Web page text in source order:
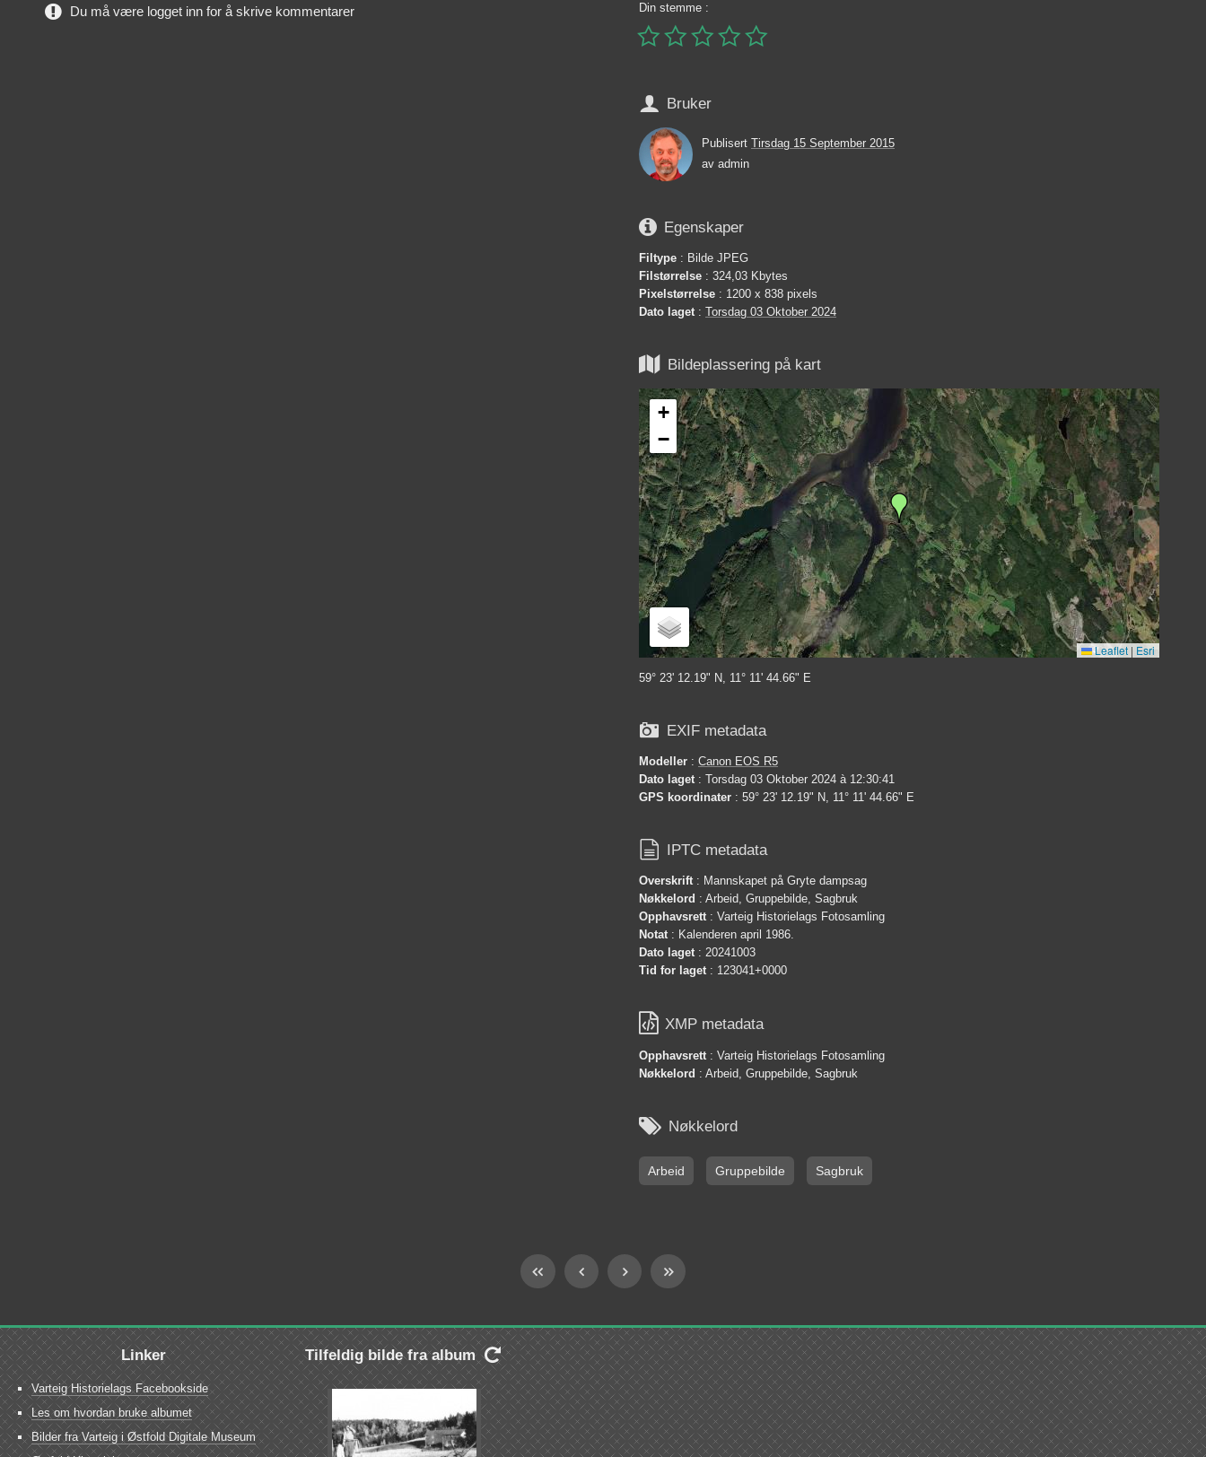
Din stemme :

 Bruker
Publisert Tirsdag 15 September 2015
av admin
 Egenskaper
Filtype : Bilde JPEG
Filstørrelse : 324,03 Kbytes
Pixelstørrelse : 1200 x 838 pixels
Dato laget: Torsdag 03 Oktober 2024
 Bildeplassering på kart
+
−
Leaflet | Esri
59° 23' 12.19" N, 11° 11' 44.66" E
 EXIF metadata
Modeller : Canon EOS R5
Dato laget: Torsdag 03 Oktober 2024 à 12:30:41
GPS koordinater : 59° 23' 12.19" N, 11° 11' 44.66" E
 IPTC metadata
Overskrift: Mannskapet på Gryte dampsag
Nøkkelord : Arbeid, Gruppebilde, Sagbruk
Opphavsrett: Varteig Historielags Fotosamling
Notat: Kalenderen april 1986.
Dato laget: 20241003
Tid for laget: 123041+0000
 XMP metadata
Opphavsrett: Varteig Historielags Fotosamling
Nøkkelord : Arbeid, Gruppebilde, Sagbruk
 Nøkkelord
Arbeid Gruppebilde Sagbruk
Du må være logget inn for å skrive kommentarer
Linker
Varteig Historielags Facebookside
Les om hvordan bruke albumet
Bilder fra Varteig i Østfold Digitale Museum
Tilfeldig bilde fra album 